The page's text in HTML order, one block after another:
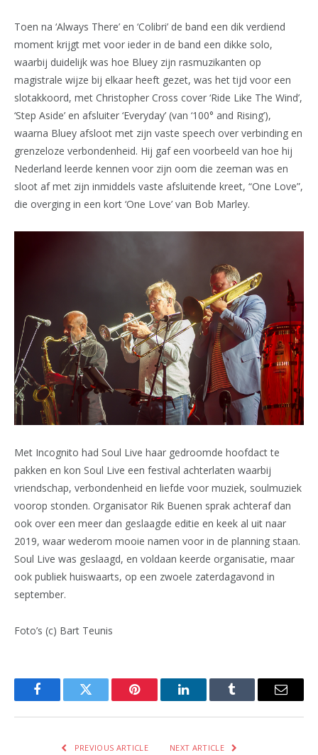
Toen na ‘Always There’ en ‘Colibri’ de band een dik verdiend
moment krijgt met voor ieder in de band een dikke solo,
waarbij duidelijk was hoe Bluey zijn rasmuzikanten op
magistrale wijze bij elkaar heeft gezet, was het tijd voor een
slotakkoord, met Christopher Cross cover ‘Ride Like The Wind’,
‘Step Aside’ en afsluiter ‘Everyday’ (van ‘100° and Rising’),
waarna Bluey afsloot met zijn vaste speech over verbinding en
grenzeloze verbondenheid. Hij gaf een voorbeeld van hoe hij
Nederland leerde kennen voor zijn oom die zeeman was en
sloot af met zijn inmiddels vaste afsluitende kreet, “One Love”,
die overging in een kort ‘One Love’ van Bob Marley.
Met Incognito had Soul Live haar gedroomde hoofdact te
pakken en kon Soul Live een festival achterlaten waarbij
vriendschap, verbondenheid en liefde voor muziek, soulmuziek
voorop stonden. Organisator Rik Buenen sprak achteraf dan
ook over een meer dan geslaagde editie en keek al uit naar
2019, waar wederom mooie namen voor in de planning staan.
Soul Live was geslaagd, en voldaan keerde organisatie, maar
ook publiek huiswaarts, op een zwoele zaterdagavond in
september.
Foto’s (c) Bart Teunis
FacebookTwitter Pinterest LinkedInTumblr Email
PREVIOUS ARTICLE NEXT ARTICLE